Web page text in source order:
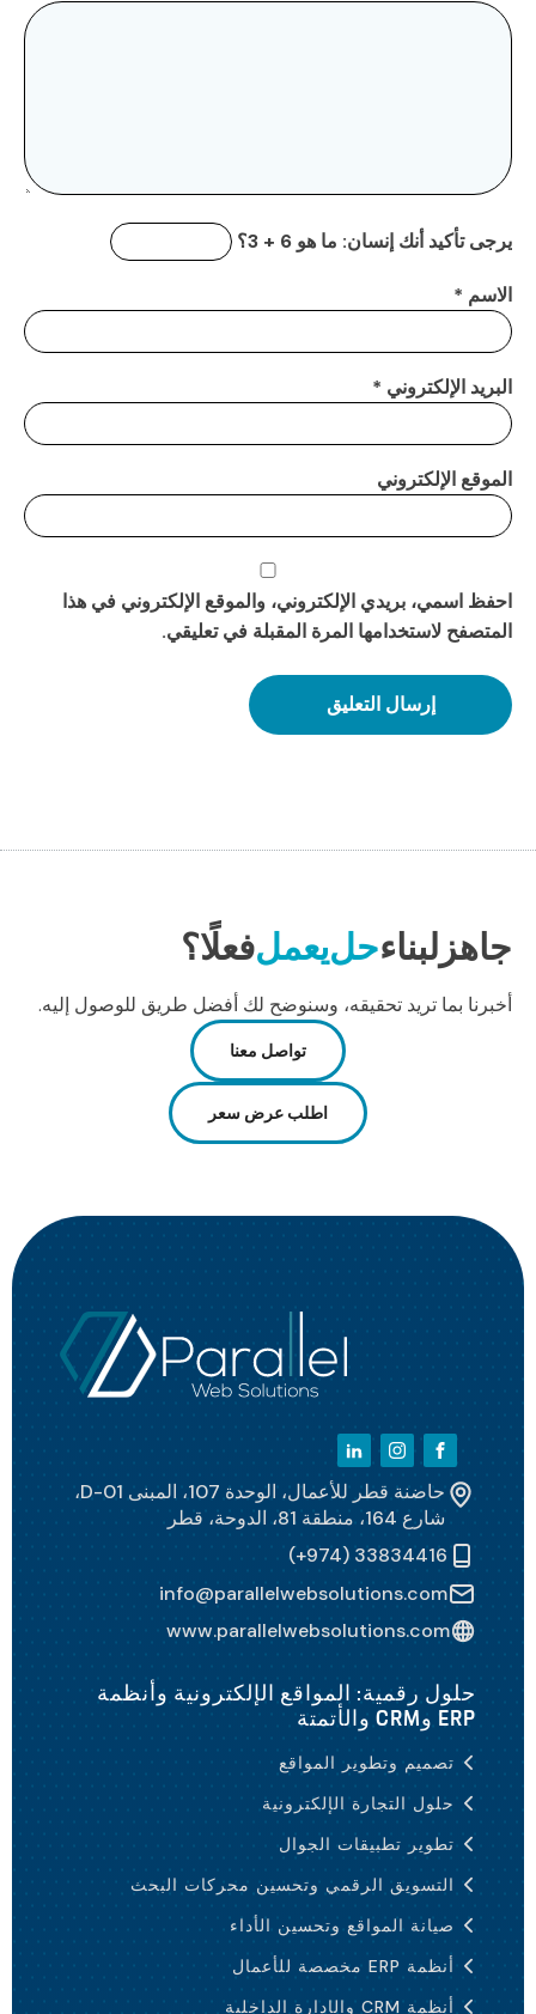
يرجى تأكيد أنك إنسان: ما هو 6 + 3؟
الاسم *
البريد الإلكتروني *
الموقع الإلكتروني
احفظ اسمي، بريدي الإلكتروني، والموقع الإلكتروني في هذا
المتصفح لاستخدامها المرة المقبلة في تعليقي.
جاهزلبناءحليعملفعلًا؟
أخبرنا بما تريد تحقيقه، وسنوضح لك أفضل طريق للوصول إليه.
تواصل معنا
اطلب عرض سعر
حاضنة قطر للأعمال، الوحدة 107، المبنى D-01،
شارع 164، منطقة 81، الدوحة، قطر
(+974) 33834416
info@parallelwebsolutions.com
www.parallelwebsolutions.com
حلول رقمية: المواقع الإلكترونية وأنظمة
ERP وCRM والأتمتة
تصميم وتطوير المواقع
حلول التجارة الإلكترونية
تطوير تطبيقات الجوال
التسويق الرقمي وتحسين محركات البحث
صيانة المواقع وتحسين الأداء
أنظمة ERP مخصصة للأعمال
أنظمة CRM والإدارة الداخلية